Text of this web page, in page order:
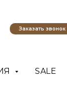
SALE
Заказать звонок